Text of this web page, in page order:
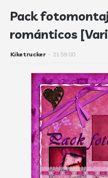
Pack
románticos
Kiketrucker - 21:59:00